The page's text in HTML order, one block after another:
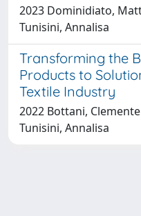
2023 Dominidiato,
Tunisini, Annalisa
Transforming the
Products to
Textile Industry
2022 Bottani,
Tunisini, Annalisa